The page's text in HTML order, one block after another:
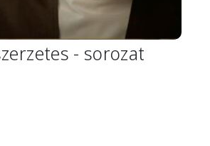
- sorozat